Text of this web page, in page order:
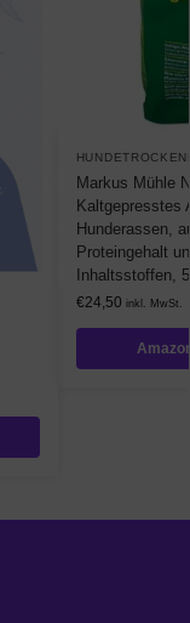
Markus Mühle
Kaltgepresstes
Hunderassen,
Proteingehalt
Inhaltsstoffen,
€24,50 inkl. MwSt.